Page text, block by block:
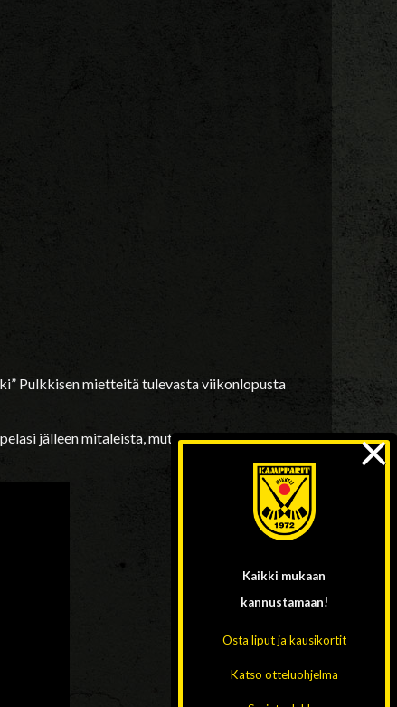
Pulkkisen mietteitä tulevasta viikonlopusta
jälleen mitaleista, mutta Akilles oli
Kaikki mukaan
kannustamaan!
Osta liput ja kausikortit
Katso otteluohjelma
×